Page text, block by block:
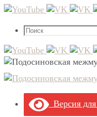
Перейти
содержимому
Что
Версия для